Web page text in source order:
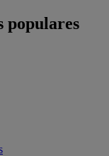
populares